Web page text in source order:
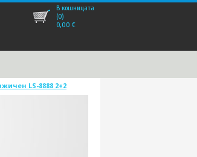
В кошницата
(0)
0,00 €
LS-8888 2+2